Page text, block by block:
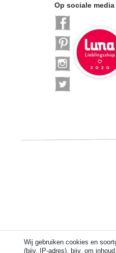
Op sociale media
Wij gebruiken cookies en
(bijv. IP-adres), bijv. om